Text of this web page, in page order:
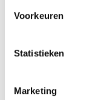
Voorkeuren
Statistieken
Marketing
Als je je
137.
IN WINKELMAND